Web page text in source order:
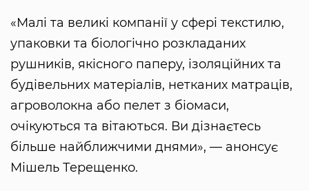
«Малі та великі компанії у сфері текстилю,
упаковки та біологічно розкладаних
рушників, якісного паперу, ізоляційних та
будівельних матеріалів, нетканих матраців,
агроволокна або пелет з біомаси,
очікуються та вітаються. Ви дізнаєтесь
більше найближчими днями», — анонсує
Мішель Терещенко.